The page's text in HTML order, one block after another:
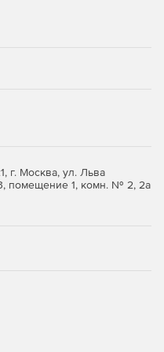
важные
текстовые
и много другое.
включить
уведомления
автоматического
рабочий
только изменения,
г. Москва, ул. Льва
помещение 1, комн. № 2, 2а